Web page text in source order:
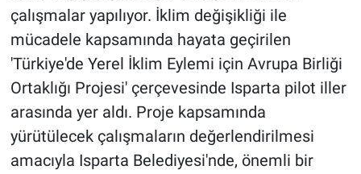
çalışmalar yapılıyor. İklim değişikliği ile
mücadele kapsamında hayata geçirilen
'Türkiye'de Yerel İklim Eylemi için Avrupa Birliği
Ortaklığı Projesi' çerçevesinde Isparta pilot iller
arasında yer aldı. Proje kapsamında
yürütülecek çalışmaların değerlendirilmesi
amacıyla Isparta Belediyesi'nde, önemli bir